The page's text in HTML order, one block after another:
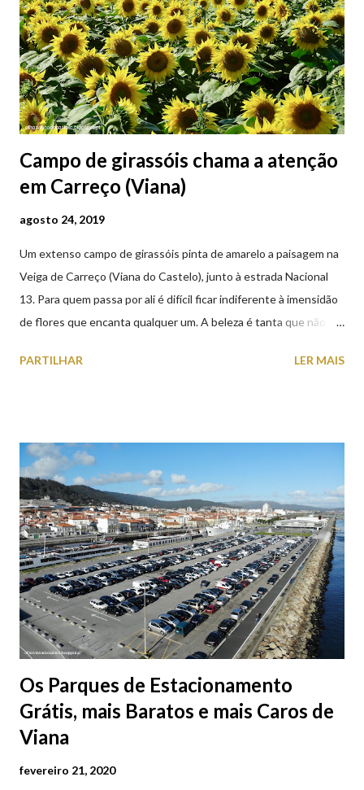
Campo de girassóis chama a atenção
em Carreço (Viana)
agosto 24, 2019
Um extenso campo de girassóis pinta de amarelo a paisagem na
Veiga de Carreço (Viana do Castelo), junto à estrada Nacional
13. Para quem passa por ali é difícil ficar indiferente à imensidão
de flores que encanta qualquer um. A beleza é tanta que não
aproveite a paisagem como cenário para tirar algumas
PARTILHAR LER MAIS
Os Parques de Estacionamento
Grátis, mais Baratos e mais Caros de
Viana
fevereiro 21, 2020